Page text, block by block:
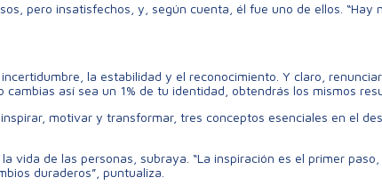
pero insatisfechos, y, según cuenta, él fue uno de ellos. “Hay
la estabilidad y el reconocimiento. Y claro,
así sea un 1% de tu identidad, obtendrás los mismos
motivar y transformar, tres conceptos esenciales en el
de las personas, subraya. “La inspiración es el primer
duraderos”, puntualiza.